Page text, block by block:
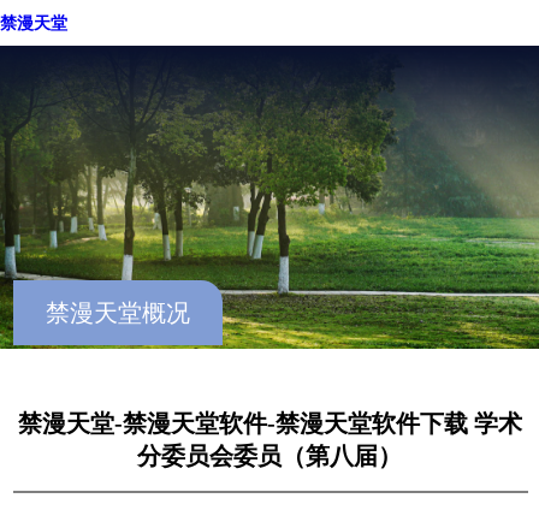
禁漫天堂重庆禁漫天堂
禁漫天堂概况
禁漫天堂-禁漫天堂软件-禁漫天堂软件下载 学术
分委员会委员（第八届）